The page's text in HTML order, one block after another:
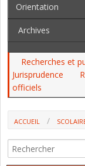
Orientation
Archives
Recherches et
Jurisprudence
officiels
ACCUEIL
(AMENDEMENTS AU